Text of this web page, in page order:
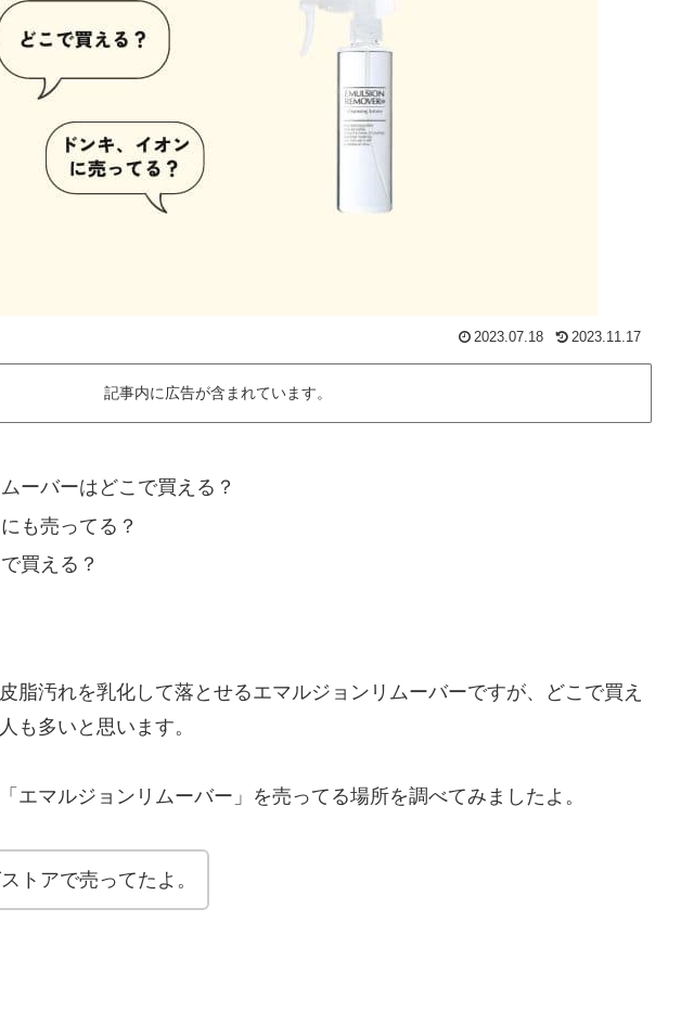
2023.07.18 2023.11.17
記事内に広告が含まれています。
ーバーはどこで買える？
も売ってる？
買える？
脂汚れを乳化して落とせるエマルジョンリムーバーですが、どこで買え
多いと思います。
エマルジョンリムーバー」を売ってる場所を調べてみましたよ。
トアで売ってたよ。